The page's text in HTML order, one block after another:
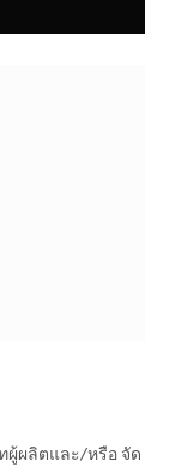
ทผู้ผลิตและ/หรือ จัด